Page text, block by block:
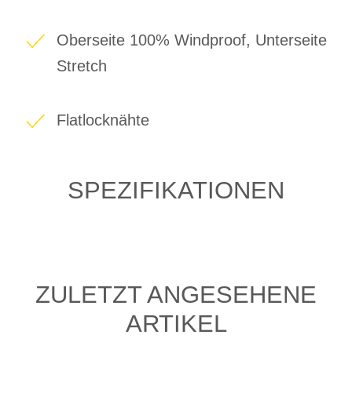
Oberseite 100% Windproof, Unterseite
Stretch
Flatlocknähte
SPEZIFIKATIONEN
ZULETZT ANGESEHENE
ARTIKEL